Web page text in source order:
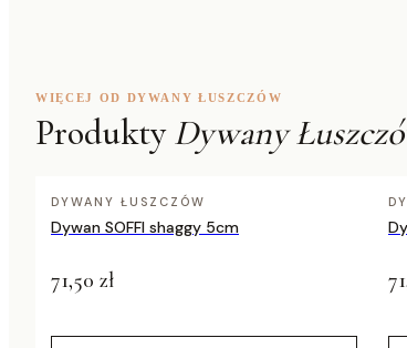
WIĘCEJ OD DYWANY ŁUSZCZÓW
Produkty Dywany
DYWANY ŁUSZCZÓW
Dywan SOFFI shaggy 5cm
71,50 zł